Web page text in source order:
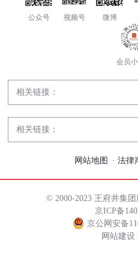
公众号 视频号 微博
会员
相关链接：
相关链接：
网站地图 法律
© 2000-2023 王府井集
京ICP备
京公网安备
网站建设